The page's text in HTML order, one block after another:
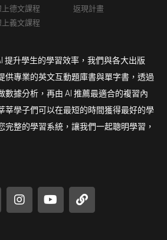
上德文課程
上義文課程
返現計畫
提升學生的學習效率，我們與各大出版
供專業的英文互動題庫書與單字書，透過
數據分析，再由 AI 推薦最適合的複習內
莘學子們可以在最短的時間獲得最好的學
完整的學習系統，讓我們一起聰明學習，